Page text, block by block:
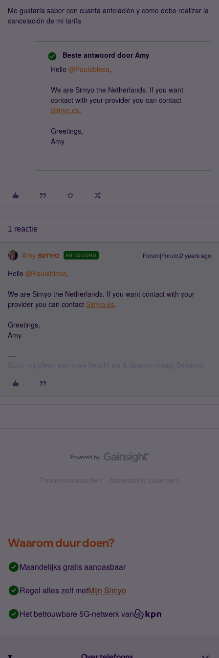
Me gustaría saber con cuanta antelación y como debo realizar la
cancelación de mi tarifa
Beste antwoord door Amy
Hello @Paulablesa,
We are Simyo the Netherlands. If you want
contact with your provider you can contact
Simyo.es.
Greetings,
Amy
1 reactie
Amy ANTWOORD Forum|Forum|2 years ago
Hello @Paulablesa,
We are Simyo the Netherlands. If you want contact with your
provider you can contact Simyo.es.
Greetings,
Amy
Forumvoorwaarden Accessibility statement
Waarom duur doen?
Maandelijks gratis aanpasbaar
Regel alles zelf metMijn Simyo
Het betrouwbare 5G-netwerk van